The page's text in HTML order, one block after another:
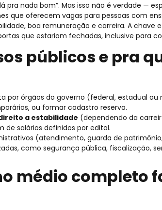
pra nada bom”. Mas isso não é verdade —
que oferecem vagas para pessoas com
boa remuneração e carreira. A chave
que estariam fechadas, inclusive para
públicos e pra
por órgãos do governo (federal, estadual ou
ou formar cadastro reserva.
a estabilidade (dependendo da
de salários definidos por edital.
(atendimento, guarda de
como segurança pública, fiscalização,
médio completo